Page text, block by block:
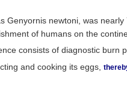
Genyornis newtoni, was
of humans on the
consists of diagnostic
and cooking its eggs,